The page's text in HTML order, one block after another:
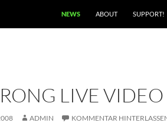
NEWS ABOUT SUPPORT!
LIVE VIDEO
ADMIN KOMMENTAR